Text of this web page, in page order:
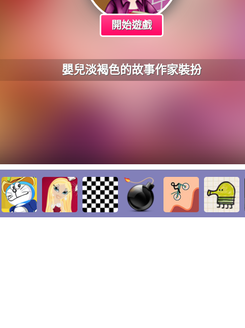
開始遊戲
嬰兒淡褐色的故事作家裝扮